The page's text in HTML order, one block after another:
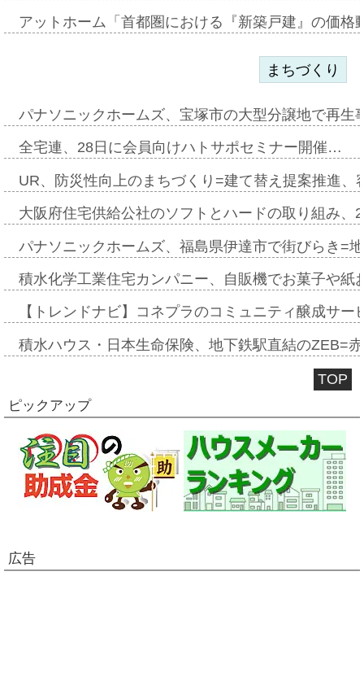
アットホーム「首都圏における『新築戸建』の価
まちづくり
パナソニックホームズ、宝塚市の大型分譲地で再
全宅連、28日に会員向けハトサポセミナー開催…
UR、防災性向上のまちづくり=建て替え提案推進
大阪府住宅供給公社のソフトとハードの取り組み
パナソニックホームズ、福島県伊達市で街びらき=
積水化学工業住宅カンパニー、自販機でお菓子や
【トレンドナビ】コネプラのコミュニティ醸成サ
積水ハウス・日本生命保険、地下鉄駅直結のZEB=
TOP
ピックアップ
広告